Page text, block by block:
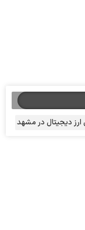
دیجیتال در مشهد